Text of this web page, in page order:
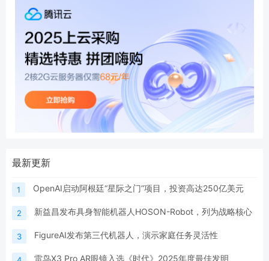
最新更新
1 OpenAI启动阿根廷“星际之门”项目，投资高达250亿美元
2 新益昌发布具身智能机器人HOSON-Robot，列为战略核心
3 FigureAI发布第三代机器人，演示家庭任务灵活性
雷鸟X3 Pro AR眼镜入选《时代》2025年度最佳发明